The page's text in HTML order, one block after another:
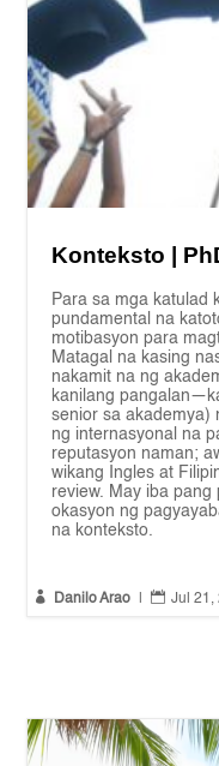
Konteksto |
Para sa mga katulad
pundamental na
motibasyon para
Matagal na kasing
nakamit na ng
kanilang
senior sa akademya)
ng internasyonal na
reputasyon naman;
wikang Ingles at
review. May iba
okasyon ng
na konteksto.
 Danilo Arao  Jul 21,